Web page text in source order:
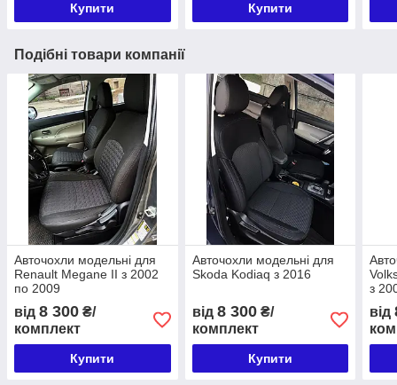
Купити Купити
Подібні товари компанії
Авточохли модельні для
Renault Megane II з 2002
по 2009
від 8 300 ₴/
комплект
Купити
Авточохли модельні для
Skoda Kodiaq з 2016
від 8 300₴/
комплект
Купити
з
від